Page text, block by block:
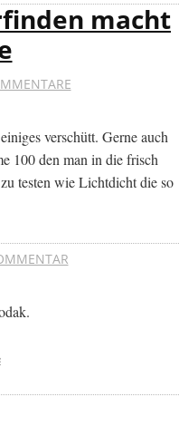
macht
verschütt. Gerne auch
100 den man in die frisch
testen wie Lichtdicht die so